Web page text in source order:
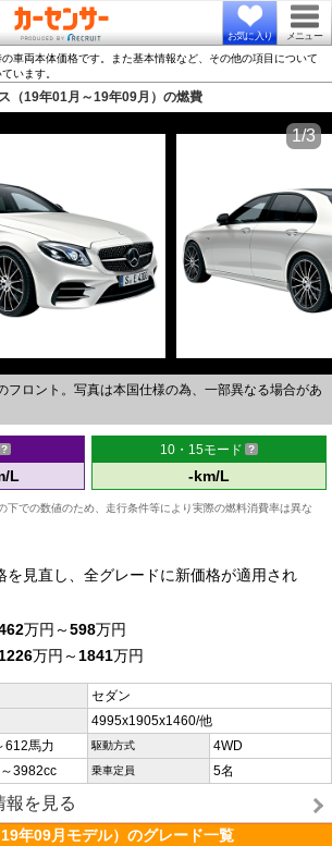
お気に入り メニュー
車両本体価格です。また基本情報など、その他の項目について
います。
（19年01月～19年09月）の燃費
フロント。写真は本国仕様の為、一部異なる場合があ
1/3
L
10・15モード
-km/L
での数値のため、走行条件等により実際の燃料消費率は異な
を見直し、全グレードに新価格が適用され
万円～598万円
万円～1841万円
セダン
4995x1905x1460/他
612馬力 駆動方式 4WD
3982cc 乗車定員 5名
報を見る
年09月モデル）のグレード一覧